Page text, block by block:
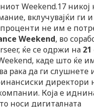
Weekend.17 никој
вклучувајќи ги
не им е
Weekend, во
ќе се одржи на
каде што ќе
рака да ги слушнете
директори
Која е
носи дигиталната